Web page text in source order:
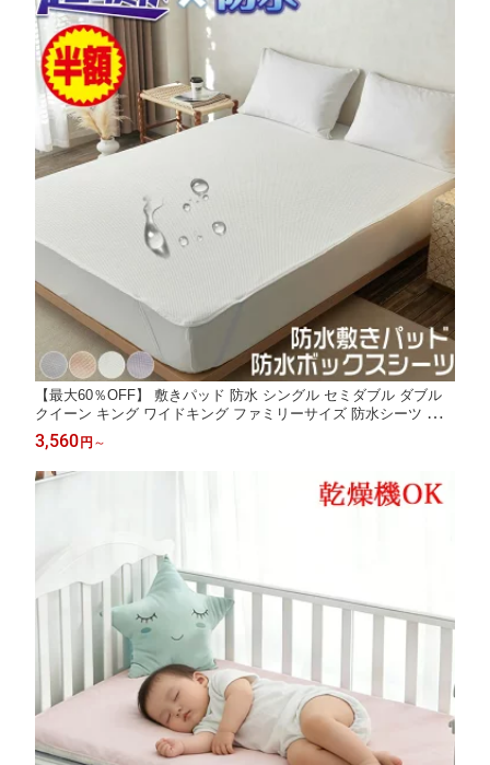
【最大60％OFF】 敷きパッド 防水 シングル セミダブル ダブル
クイーン キング ワイドキング ファミリーサイズ 防水シーツ おね
しょシーツ 防水 シーツ ベッドパッド パッド 洗える 大人用 子ど
も ベビー 赤ちゃん 乾燥機 介護用 おねしょ対策
3,560円 ～